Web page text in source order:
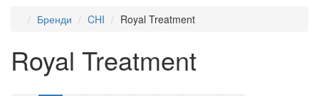
Бренди
CHI Royal Treatment
Royal Treatment